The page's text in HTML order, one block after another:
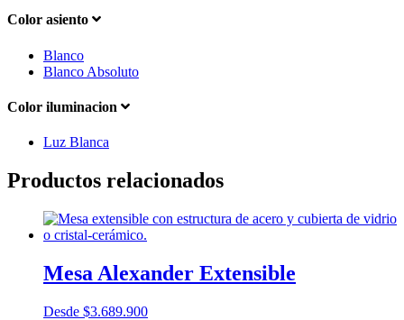
Color asiento
Blanco
Blanco Absoluto
Color iluminacion
Luz Blanca
Productos relacionados
Mesa Alexander Extensible
Desde $3.689.900